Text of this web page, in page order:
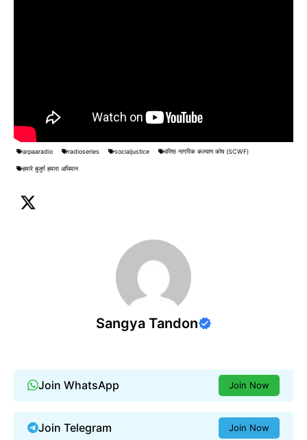
arpaaradio radioseries socialjustice वरिष्ठ नागरिक कल्याण कोष (SCWF)
हमारे बुजुर्ग हमारा अभिमान
Sangya Tandon
Join WhatsApp Join Now
Join Telegram Join Now